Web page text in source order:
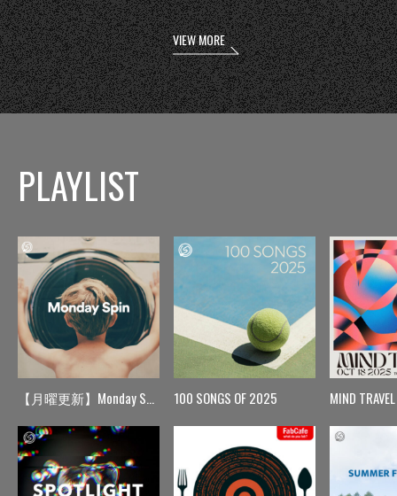
VIEW MORE
PLAYLIST
【月曜更新】Monday Spin 100 SONGS OF 2025 MIND TRAVEL